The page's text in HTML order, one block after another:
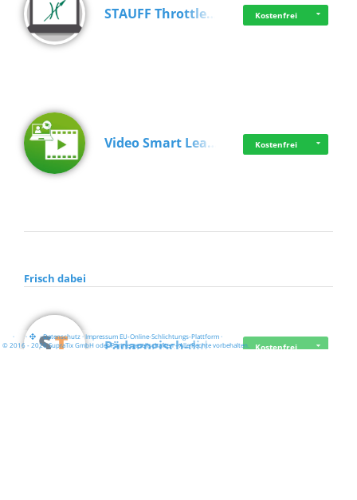
STAUFF Throttle… Kostenfrei
Video Smart Lea… Kostenfrei
Frisch dabei
Pädagogisch-did… Kostenfrei
· · ·Datenschutz·Impressum EU-Online-Schlichtungs-Plattform·
© 2016 - 2026 SupraTix GmbH oder Partnergesellschaften - Alle Rechte vorbehalten.